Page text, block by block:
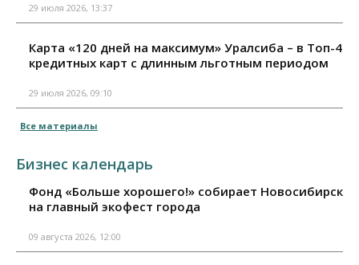
29 июля 2026, 13:37
Карта «120 дней на максимум» Уралсиба – в Топ-4
кредитных карт с длинным льготным периодом
29 июля 2026, 09:10
Все материалы
Бизнес календарь
Фонд «Больше хорошего!» собирает Новосибирск
на главный экофест города
09 августа 2026, 12:00